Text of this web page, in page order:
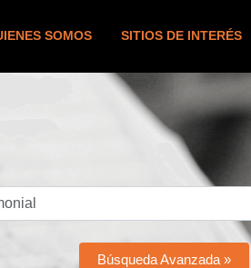
SOMOS SITIOS DE INTERÉS
Búsqueda Avanzada »